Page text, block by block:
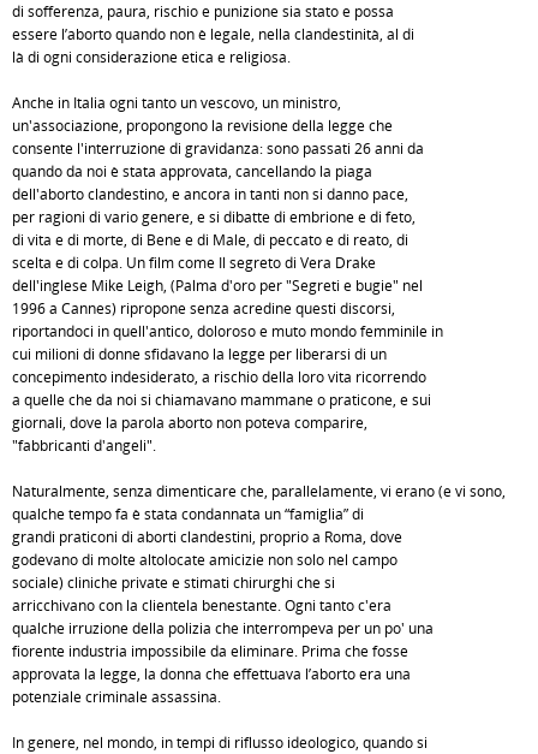
di sofferenza, paura, rischio e punizione sia stato e possa
essere l’aborto quando non è legale, nella clandestinità, al di
là di ogni considerazione etica e religiosa.
Anche in Italia ogni tanto un vescovo, un ministro,
un'associazione, propongono la revisione della legge che
consente l'interruzione di gravidanza: sono passati 26 anni da
quando da noi è stata approvata, cancellando la piaga
dell'aborto clandestino, e ancora in tanti non si danno pace,
per ragioni di vario genere, e si dibatte di embrione e di feto,
di vita e di morte, di Bene e di Male, di peccato e di reato, di
scelta e di colpa. Un film come Il segreto di Vera Drake
dell'inglese Mike Leigh, (Palma d'oro per "Segreti e bugie" nel
1996 a Cannes) ripropone senza acredine questi discorsi,
riportandoci in quell'antico, doloroso e muto mondo femminile in
cui milioni di donne sfidavano la legge per liberarsi di un
concepimento indesiderato, a rischio della loro vita ricorrendo
a quelle che da noi si chiamavano mammane o praticone, e sui
giornali, dove la parola aborto non poteva comparire,
"fabbricanti d'angeli".
Naturalmente, senza dimenticare che, parallelamente, vi erano (e vi sono,
qualche tempo fa è stata condannata un “famiglia” di
grandi praticoni di aborti clandestini, proprio a Roma, dove
godevano di molte altolocate amicizie non solo nel campo
sociale) cliniche private e stimati chirurghi che si
arricchivano con la clientela benestante. Ogni tanto c'era
qualche irruzione della polizia che interrompeva per un po' una
fiorente industria impossibile da eliminare. Prima che fosse
approvata la legge, la donna che effettuava l’aborto era una
potenziale criminale assassina.
In genere, nel mondo, in tempi di riflusso ideologico, quando si